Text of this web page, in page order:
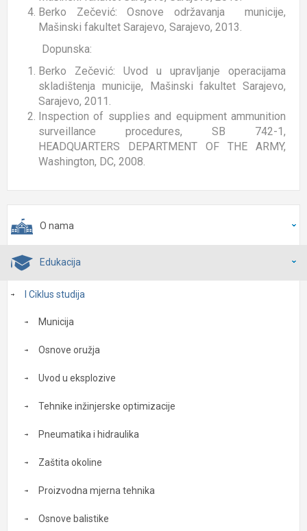
Berko Zečević: Osnove održavanja municije,
Mašinski fakultet Sarajevo, Sarajevo, 2013.
Dopunska:
Berko Zečević: Uvod u upravljanje operacijama
skladištenja municije, Mašinski fakultet Sarajevo,
Sarajevo, 2011.
Inspection of supplies and equipment ammunition
surveillance procedures, SB 742-1,
HEADQUARTERS DEPARTMENT OF THE ARMY,
Washington, DC, 2008.
O nama
Edukacija
I Ciklus studija
Municija
Osnove oružja
Uvod u eksplozive
Tehnike inžinjerske optimizacije
Pneumatika i hidraulika
Zaštita okoline
Proizvodna mjerna tehnika
Osnove balistike